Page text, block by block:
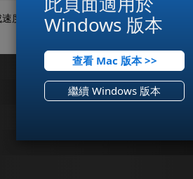
度
Windows 版本
查看 Mac 版本 >>
繼續 Windows 版本